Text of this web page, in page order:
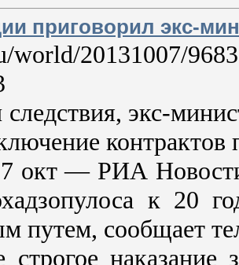
приговорил экс-
world/20131007/
экс-
— РИА Новости,
к 20
путем, сообщает
строгое